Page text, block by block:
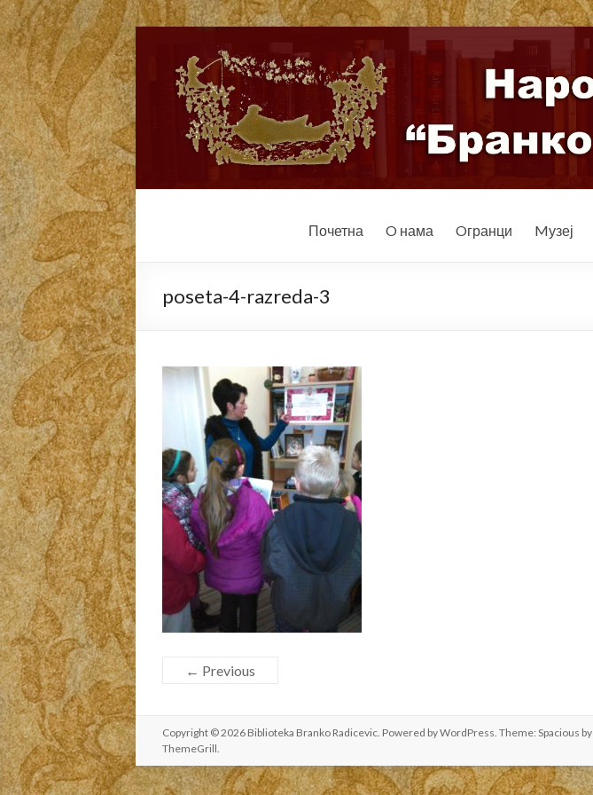
Почетна O нама Oгранци Mузеј
poseta-4-razreda-3
← Previous
Copyright © 2026 Biblioteka Branko Radicevic . Powered byWordPress . Theme: Spacious by
ThemeGrill